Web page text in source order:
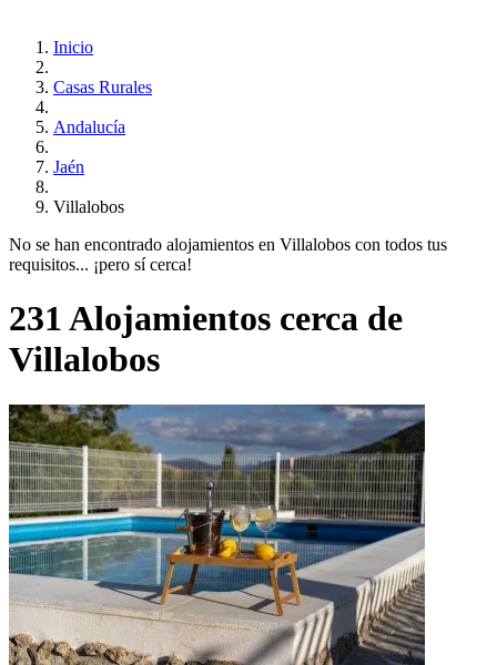
Inicio
Casas Rurales
Andalucía
Jaén
Villalobos
No se han encontrado alojamientos en Villalobos con todos tus
requisitos... ¡pero sí cerca!
231 Alojamientos cerca de
Villalobos